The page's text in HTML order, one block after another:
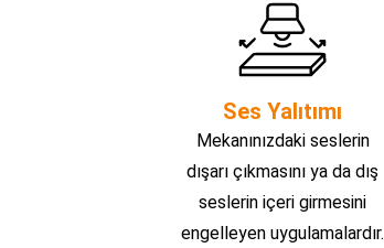
Ses Yalıtımı
Mekanınızdaki seslerin
dışarı çıkmasını ya da dış
seslerin içeri girmesini
engelleyen uygulamalardır.